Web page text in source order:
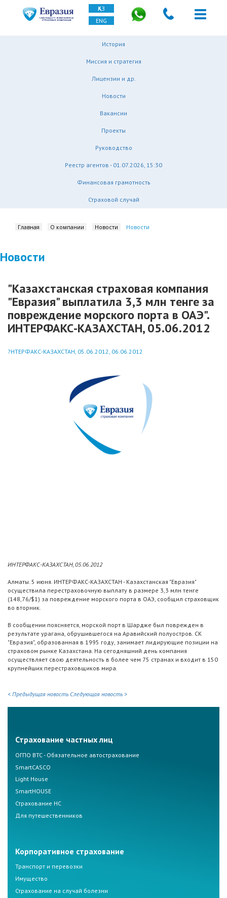
ҚАЗ
ENG
История
Миссия и стратегия
Лицензии и др.
Новости
Вакансии
Проекты
Руководство
Реестр агентов - 01.07.2026, 15:30
Финансовая грамотность
Страховой случай
Главная О компании Новости Новости
Новости
"Казахстанская страховая компания
"Евразия" выплатила 3,3 млн тенге за
повреждение морского порта в ОАЭ".
ИНТЕРФАКС-КАЗАХСТАН, 05.06.2012
?НТЕРФАКС-КАЗАХСТАН, 05.06.2012, 06.06.2012
ИНТЕРФАКС-КАЗАХСТАН, 05.06.2012
Алматы. 5 июня. ИНТЕРФАКС-КАЗАХСТАН - Казахстанская "Евразия"
осуществила перестраховочную выплату в размере 3,3 млн тенге
(148,76/$1) за повреждение морского порта в ОАЭ, сообщил страховщик
во вторник.
В сообщении поясняется, морской порт в Шардже был поврежден в
результате урагана, обрушившегося на Аравийский полуостров. СК
"Евразия", образованная в 1995 году, занимает лидирующие позиции на
страховом рынке Казахстана. На сегодняшний день компания
осуществляет свою деятельность в более чем 75 странах и входит в 150
крупнейших перестраховщиков мира.
< Предыдущая новость Следующая новость >
Страхование частных лиц
ОГПО ВТС - Обязательное автострахование
SmartCASCO
Light House
SmartHOUSE
Страхование НС
Для путешественников
Корпоративное страхование
Транспорт и перевозки
Имущество
Страхование на случай болезни